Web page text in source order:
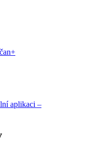
aplikaci –